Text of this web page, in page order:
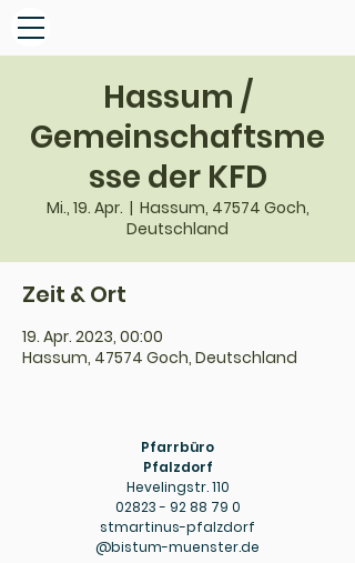
Hassum /
Gemeinschaftsme
sse der KFD
Mi., 19. Apr.
  |
Hassum, 47574 Goch,
Deutschland
Zeit & Ort
19. Apr. 2023, 00:00
Hassum, 47574 Goch, Deutschland
Pfarrbüro
Pfalzdorf
Hevelingstr. 110
02823 - 92 88 79 0
stmartinus-pfalzdorf
@bistum-muenster.de